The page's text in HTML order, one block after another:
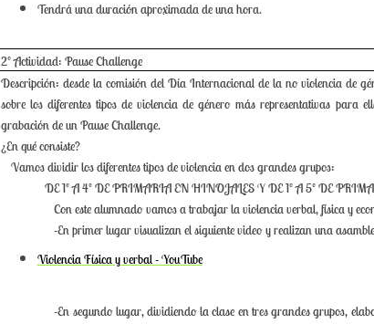
Tendrá una duración aproximada de una hora.
2º Actividad: Pause Challenge
Descripción: desde la comisión del Día Internacional de la no violencia de
sobre los diferentes tipos de violencia de género más representativas
grabación de un Pause Challenge.
¿En qué consiste?
Vamos dividir los diferentes tipos de violencia en dos grandes grupos:
DE 1º A 4º DE PRIMARIA EN HINOJALES Y DE 1º A 5º DE
Con este alumnado vamos a trabajar la violencia verbal, física y
-En primer lugar visualizan el siguiente video y realizan una
Violencia Física y verbal - YouTube
-En segundo lugar, dividiendo la clase en tres grandes grupos,